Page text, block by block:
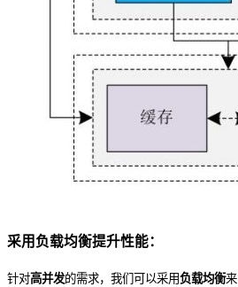
采用负载均衡提升性能：
针对高并发的需求，我们可以采用负载均衡